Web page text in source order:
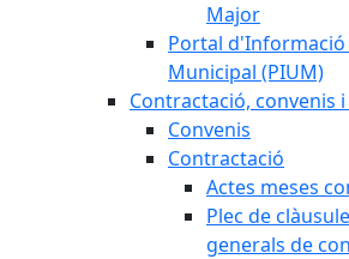
Major
Portal
Municipal (PIUM)
Contractació, convenis
Convenis
Contractació
Actes meses
Plec de
generals de